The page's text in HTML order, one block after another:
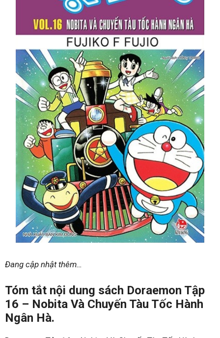
Đang cập nhật thêm…
Tóm tắt nội dung sách Doraemon Tập
16 – Nobita Và Chuyến Tàu Tốc Hành
Ngân Hà.